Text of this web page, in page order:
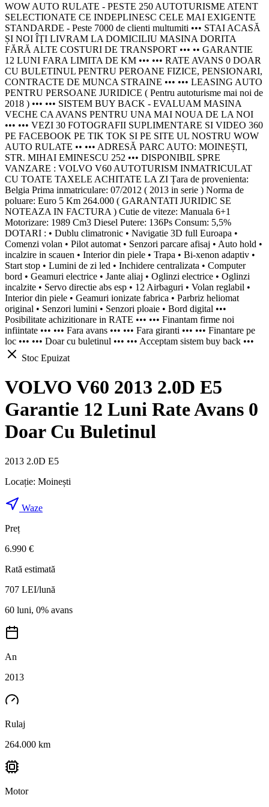
WOW AUTO RULATE - PESTE 250 AUTOTURISME ATENT
SELECTIONATE CE INDEPLINESC CELE MAI EXIGENTE
STANDARDE - Peste 7000 de clienti multumiti ••• STAI ACASĂ
ȘI NOI ÎȚI LIVRAM LA DOMICILIU MASINA DORITA
FĂRĂ ALTE COSTURI DE TRANSPORT ••• •• GARANTIE
12 LUNI FARA LIMITA DE KM ••• ••• RATE AVANS 0 DOAR
CU BULETINUL PENTRU PEROANE FIZICE, PENSIONARI,
CONTRACTE DE MUNCA STRAINE ••• ••• LEASING AUTO
PENTRU PERSOANE JURIDICE ( Pentru autoturisme mai noi de
2018 ) ••• ••• SISTEM BUY BACK - EVALUAM MASINA
VECHE CA AVANS PENTRU UNA MAI NOUA DE LA NOI
••• ••• VEZI 30 FOTOGRAFII SUPLIMENTARE SI VIDEO 360
PE FACEBOOK PE TIK TOK SI PE SITE UL NOSTRU WOW
AUTO RULATE •• ••• ADRESĂ PARC AUTO: MOINEȘTI,
STR. MIHAI EMINESCU 252 ••• DISPONIBIL SPRE
VANZARE : VOLVO V60 AUTOTURISM INMATRICULAT
CU TOATE TAXELE ACHITATE LA ZI Țara de provenienta:
Belgia Prima inmatriculare: 07/2012 ( 2013 in serie ) Norma de
poluare: Euro 5 Km 264.000 ( GARANTATI JURIDIC SE
NOTEAZA IN FACTURA ) Cutie de viteze: Manuala 6+1
Motorizare: 1989 Cm3 Diesel Putere: 136Ps Consum: 5,5%
DOTARI : • Dublu climatronic • Navigatie 3D full Euroapa •
Comenzi volan • Pilot automat • Senzori parcare afisaj • Auto hold •
incalzire in scauen • Interior din piele • Trapa • Bi-xenon adaptiv •
Start stop • Lumini de zi led • Inchidere centralizata • Computer
bord • Geamuri electrice • Jante aliaj • Oglinzi electrice • Oglinzi
incalzite • Servo directie abs esp • 12 Airbaguri • Volan reglabil •
Interior din piele • Geamuri ionizate fabrica • Parbriz heliomat
original • Senzori lumini • Senzori ploaie • Bord digital •••
Posibilitate achizitionare in RATE ••• ••• Finantam firme noi
infiintate ••• ••• Fara avans ••• ••• Fara giranti ••• ••• Finantare pe
loc ••• ••• Doar cu buletinul ••• ••• Acceptam sistem buy back •••
Stoc Epuizat
VOLVO V60 2013 2.0D E5
Garantie 12 Luni Rate Avans 0
Doar Cu Buletinul
2013 2.0D E5
Locație: Moinești
Waze
Preț
6.990 €
Rată estimată
707 LEI/lună
60 luni, 0% avans
An
2013
Rulaj
264.000 km
Motor